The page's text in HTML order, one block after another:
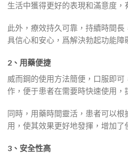
生活中獲得更好的表現和滿意度，
此外，療效持久可靠，持續時間
具信心和安心，爲解決勃起功能障
2、用藥便捷
威而鋼的使用方法簡便，口服即
作，便于患者在需要時快速使用，
同時，用藥時間靈活，患者可以
用，使其效果更好地發揮，增加了
3、安全性高